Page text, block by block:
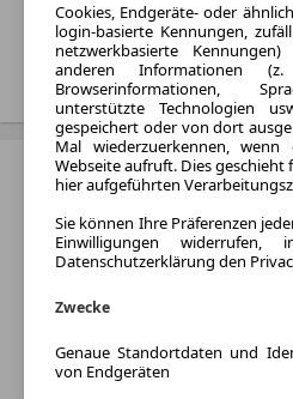
Treffer
Dacia
Cookies, Endgeräte- oder
login-basierte Kennungen,
netzwerkbasierte
anderen Informationen
Browserinformationen,
unterstützte Technologien
gespeichert oder von dort
Mal wiederzuerkennen,
Webseite aufruft. Dies
hier aufgeführten
Sie können Ihre Präferenzen
Einwilligungen
Datenschutzerklärung den
Zwecke
Genaue Standortdaten und
von Endgeräten